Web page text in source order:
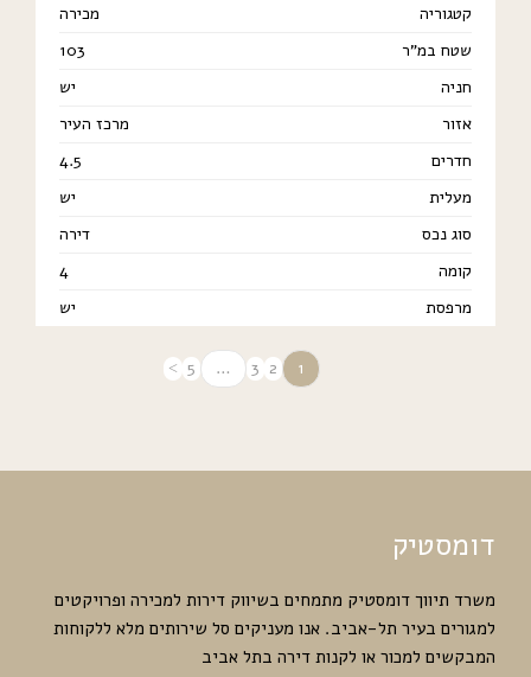
קטגוריה
מכירה
שטח במ"ר
103
חניה
יש
אזור
מרכז העיר
חדרים
4.5
מעלית
יש
סוג נכס
דירה
קומה
4
מרפסת
יש
1
2
3
…
5
דומסטיק
משרד תיווך דומסטיק מתמחים בשיווק דירות למכירה ופרויקטים
למגורים בעיר תל-אביב. אנו מעניקים סל שירותים מלא ללקוחות
המבקשים למכור או לקנות דירה בתל אביב